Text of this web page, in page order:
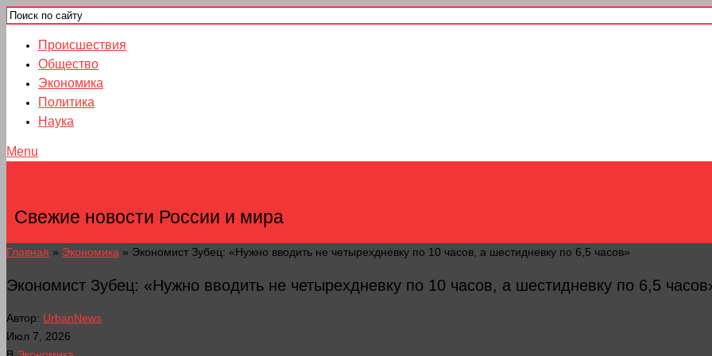
Происшествия
Общество
Экономика
Политика
Наука
Menu
Свежие новости России и мира
Главная » Экономика » Экономист Зубец: «Нужно вводить не четырехдневку по 10 часов, а шестидневку по 6,5 часов»
Экономист Зубец: «Нужно вводить не четырехдневку по 10 часов, а шестидневку по 6,5
Автор: UrbanNews
Июл 7, 2026